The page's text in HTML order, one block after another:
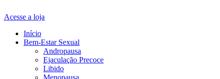
Acesse a loja
Início
Bem-Estar Sexual
Andropausa
Ejaculação Precoce
Libido
Menopausa